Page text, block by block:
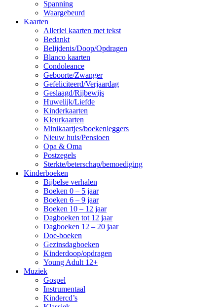
Spanning
Waargebeurd
Kaarten
Allerlei kaarten met tekst
Bedankt
Belijdenis/Doop/Opdragen
Blanco kaarten
Condoleance
Geboorte/Zwanger
Gefeliciteerd/Verjaardag
Geslaagd/Rijbewijs
Huwelijk/Liefde
Kinderkaarten
Kleurkaarten
Minikaartjes/boekenleggers
Nieuw huis/Pensioen
Opa & Oma
Postzegels
Sterkte/beterschap/bemoediging
Kinderboeken
Bijbelse verhalen
Boeken 0 – 5 jaar
Boeken 6 – 9 jaar
Boeken 10 – 12 jaar
Dagboeken tot 12 jaar
Dagboeken 12 – 20 jaar
Doe-boeken
Gezinsdagboeken
Kinderdoop/opdragen
Young Adult 12+
Muziek
Gospel
Instrumentaal
Kindercd’s